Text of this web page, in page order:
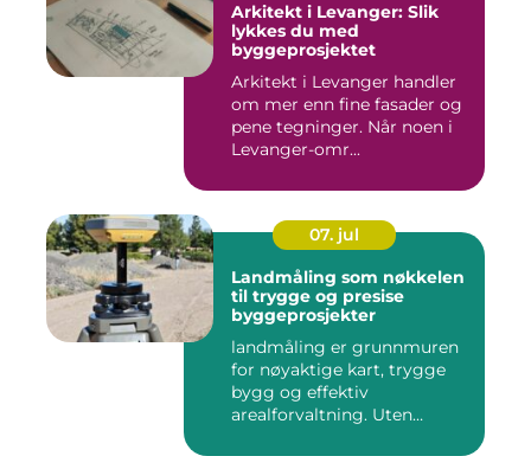
Arkitekt i Levanger: Slik
lykkes du med
byggeprosjektet
Arkitekt i Levanger handler
om mer enn fine fasader og
pene tegninger. Når noen i
Levanger-omr...
07. jul
Landmåling som nøkkelen
til trygge og presise
byggeprosjekter
landmåling er grunnmuren
for nøyaktige kart, trygge
bygg og effektiv
arealforvaltning. Uten